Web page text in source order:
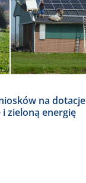
na dotacje
zieloną energię